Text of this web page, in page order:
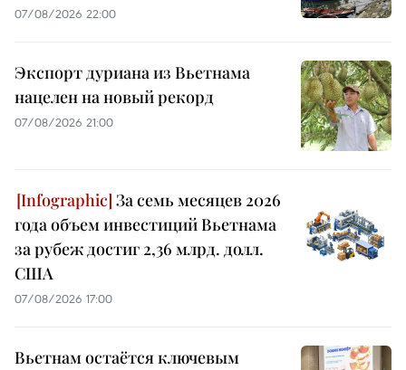
07/08/2026 22:00
Экспорт дуриана из Вьетнама
нацелен на новый рекорд
07/08/2026 21:00
За семь месяцев 2026
года объем инвестиций Вьетнама
за рубеж достиг 2,36 млрд. долл.
США
07/08/2026 17:00
Вьетнам остаётся ключевым